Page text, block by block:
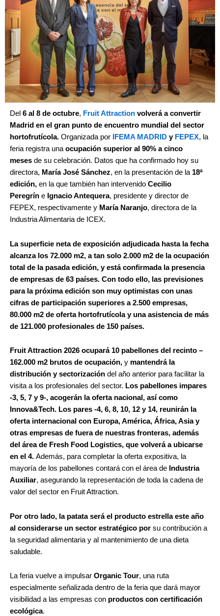
Del 6 al 8 de octubre, Fruit Attraction volverá a convertir
Madrid en el gran punto de encuentro mundial del sector
hortofrutícola. Organizada por IFEMA MADRID y FEPEX, la
feria registra unaocupación superior al 90% a cinco
meses de su celebración. Datos que ha confirmado hoy su
directora, María José Sánchez, en la presentación de la 18ª
edición, en la que también han intervenido Cecilio
Peregrín e Ignacio Antequera, presidente y director de
FEPEX, respectivamente y María Naranjo, directora de la
Industria Alimentaria de ICEX.
La superficie neta de exposición adjudicada hasta la fecha
alcanza los 72.000 m2, a tan solo 2.000 m2 de la ocupación
total de la pasada edición, y está confirmada la presencia
de empresas de 63 países. Con todo ello, las previsiones
para la próxima edición son muy optimistas con unas
cifras de participación superiores a 2.500 empresas,
80.000 m2 de oferta hortofrutícola y una asistencia de más
de 121.000 profesionales de 150 países.
Fruit Attraction 2026 ocupará 10 pabellones del recinto –
162.000 m2 brutos de ocupación, y mantendrá la
distribución y sectorización del año anterior para facilitar la
visita a los profesionales del sector. Los pabellones impares
-3, 5, 7 y 9-, acogerán la oferta nacional, así como
Innova&Tech. Los pares -4, 6, 8, 10, 12 y 14, reunirán la
oferta internacional con Europa, América, África, Asia y
otras empresas de fuera de nuestras fronteras, además
del área de Fresh Food Logistics, que volverá a ubicarse
en el 4. Además, para completar la oferta expositiva, la
mayoría de los pabellones contará con el área de Industria
Auxiliar, asegurando la representación de toda la cadena de
valor del sector en Fruit Attraction.
Por otro lado, la patata será el producto estrella este año
al considerarse un sector estratégico por su contribución a
la seguridad alimentaria y al mantenimiento de una dieta
saludable.
La feria vuelve a impulsar Organic Tour, una ruta
especialmente señalizada dentro de la feria que dará mayor
visibilidad a las empresas con productos con certificación
ecológica.